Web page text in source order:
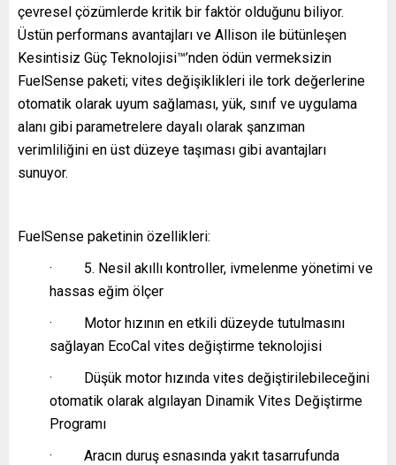
çevresel çözümlerde kritik bir faktör olduğunu biliyor.
Üstün performans avantajları ve Allison ile bütünleşen
Kesintisiz Güç Teknolojisi™’nden ödün vermeksizin
FuelSense paketi; vites değişiklikleri ile tork değerlerine
otomatik olarak uyum sağlaması, yük, sınıf ve uygulama
alanı gibi parametrelere dayalı olarak şanzıman
verimliliğini en üst düzeye taşıması gibi avantajları
sunuyor.
FuelSense paketinin özellikleri:
· 5. Nesil akıllı kontroller, ivmelenme yönetimi ve
hassas eğim ölçer
· Motor hızının en etkili düzeyde tutulmasını
sağlayan EcoCal vites değiştirme teknolojisi
· Düşük motor hızında vites değiştirilebileceğini
otomatik olarak algılayan Dinamik Vites Değiştirme
Programı
· Aracın duruş esnasında yakıt tasarrufunda